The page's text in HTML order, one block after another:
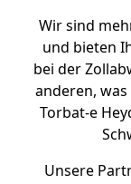
Wir sind
und bieten
bei der
anderen,
Torbat-e
Unsere